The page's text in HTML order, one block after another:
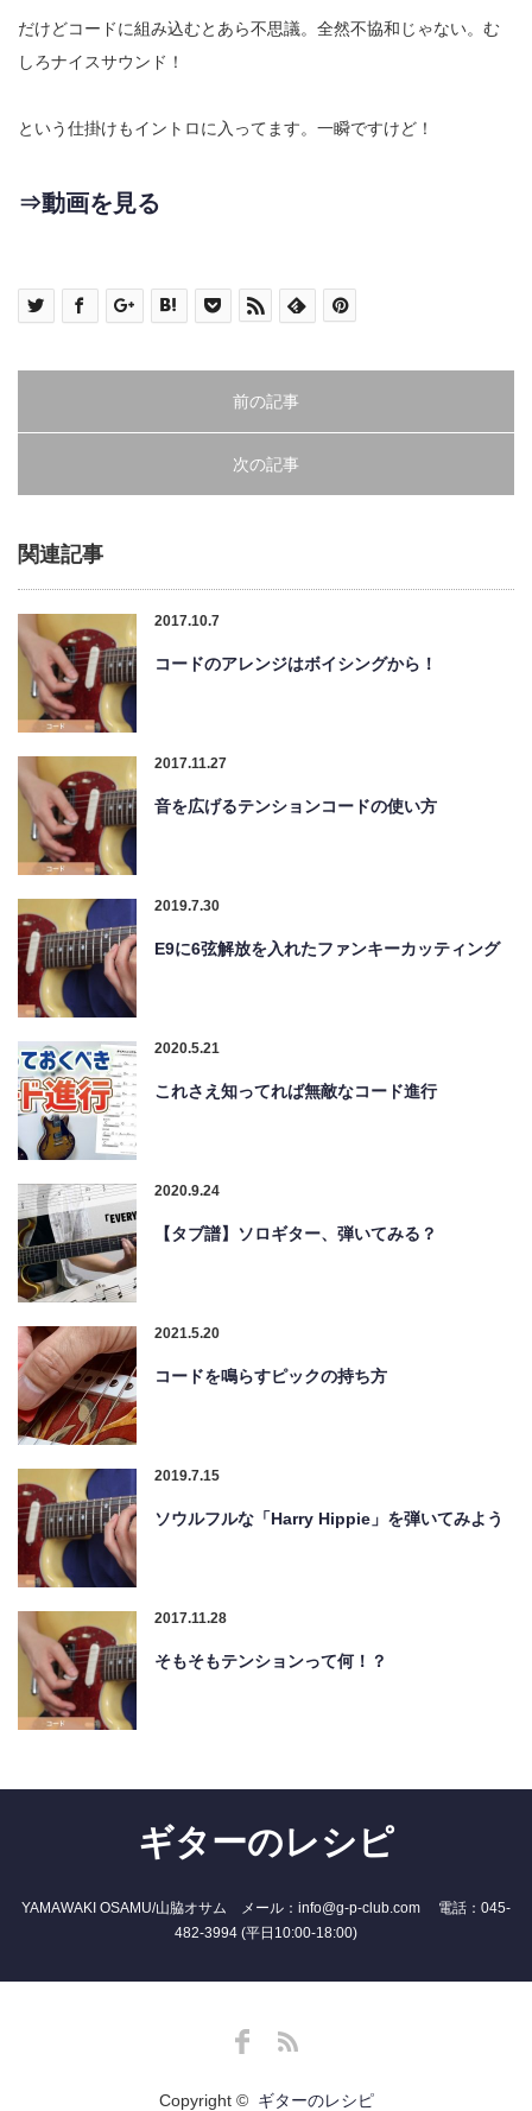
だけどコードに組み込むとあら不思議。全然不協和じゃない。む
しろナイスサウンド！
という仕掛けもイントロに入ってます。一瞬ですけど！
⇒動画を見る
前の記事
次の記事
関連記事
2017.10.7
コードのアレンジはボイシングから！
2017.11.27
音を広げるテンションコードの使い方
2019.7.30
E9に6弦解放を入れたファンキーカッティング
2020.5.21
これさえ知ってれば無敵なコード進行
2020.9.24
【タブ譜】ソロギター、弾いてみる？
2021.5.20
コードを鳴らすピックの持ち方
2019.7.15
ソウルフルな「Harry Hippie」を弾いてみよう
2017.11.28
そもそもテンションって何！？
ギターのレシピ
YAMAWAKI OSAMU/山脇オサム メール：info@g-p-club.com 電話：045-
482-3994 (平日10:00-18:00)
Copyright © ギターのレシピ